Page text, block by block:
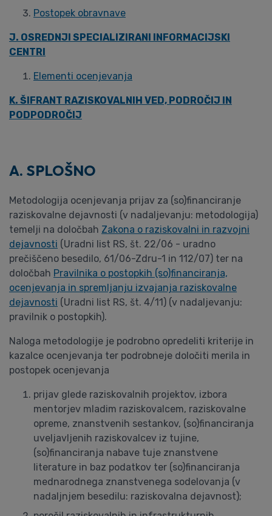
Postopek obravnave
J. OSREDNJI SPECIALIZIRANI INFORMACIJSKI
CENTRI
Elementi ocenjevanja
K. ŠIFRANT RAZISKOVALNIH VED, PODROČIJ IN
PODPODROČIJ
A. SPLOŠNO
Metodologija ocenjevanja prijav za (so)financiranje
raziskovalne dejavnosti (v nadaljevanju: metodologija)
temelji na določbah Zakona o raziskovalni in razvojni
dejavnosti (Uradni list RS, št. 22/06 - uradno
prečiščeno besedilo, 61/06-Zdru-1 in 112/07) ter na
določbah Pravilnika o postopkih (so)financiranja,
ocenjevanja in spremljanju izvajanja raziskovalne
dejavnosti (Uradni list RS, št. 4/11) (v nadaljevanju:
pravilnik o postopkih).
Naloga metodologije je podrobno opredeliti kriterije in
kazalce ocenjevanja ter podrobneje določiti merila in
postopek ocenjevanja
prijav glede raziskovalnih projektov, izbora
mentorjev mladim raziskovalcem, raziskovalne
opreme, znanstvenih sestankov, (so)financiranja
uveljavljenih raziskovalcev iz tujine,
(so)financiranja nabave tuje znanstvene
literature in baz podatkov ter (so)financiranja
mednarodnega znanstvenega sodelovanja (v
nadaljnjem besedilu: raziskovalna dejavnost);